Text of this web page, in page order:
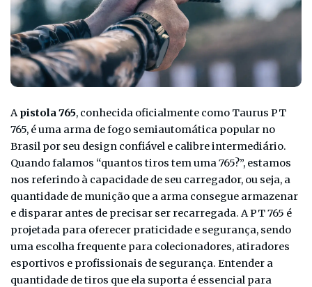
Apistola 765, conhecida oficialmente como Taurus PT
765, é uma arma de fogo semiautomática popular no
Brasil por seu design confiável e calibre intermediário.
Quando falamos “quantos tiros tem uma 765?”, estamos
nos referindo à capacidade de seu carregador, ou seja, a
quantidade de munição que a arma consegue armazenar
e disparar antes de precisar ser recarregada. A PT 765 é
projetada para oferecer praticidade e segurança, sendo
uma escolha frequente para colecionadores, atiradores
esportivos e profissionais de segurança. Entender a
quantidade de tiros que ela suporta é essencial para